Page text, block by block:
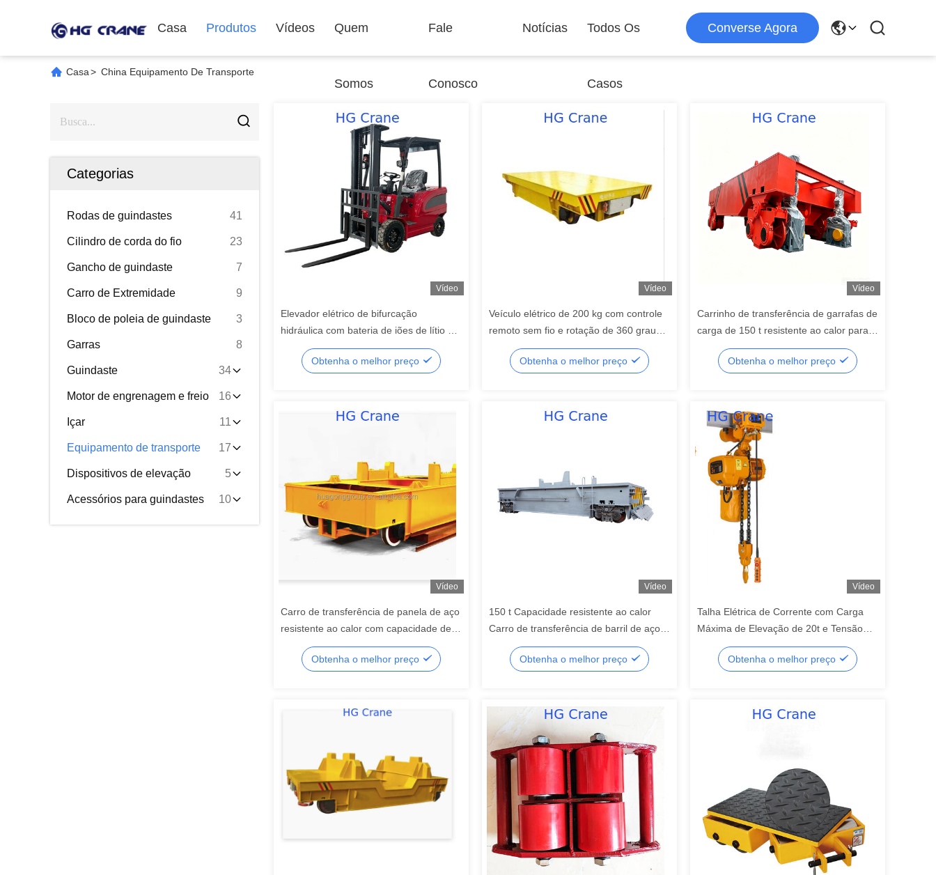
Casa Produtos Vídeos Quem
Somos
Fale
Conosco
Notícias Todos Os
Casos
Converse Agora
Casa> China Equipamento De Transporte
Categorias
Rodas de guindastes 41
Cilindro de corda do fio 23
Gancho de guindaste 7
Carro de Extremidade 9
Bloco de poleia de guindaste 3
Garras 8
Guindaste 34
Motor de engrenagem e freio 16
Içar 11
Equipamento de transporte 17
Dispositivos de elevação 5
Acessórios para guindastes 10
Vídeo
Elevador elétrico de bifurcação
hidráulica com bateria de iões de lítio e
tipo de acionamento automático para
operações agrícolas eficientes
Obtenha o melhor preço
Vídeo
Veículo elétrico de 200 kg com controle
remoto sem fio e rotação de 360 graus
para uso industrial
Obtenha o melhor preço
Vídeo
Carrinho de transferência de garrafas de
carga de 150 t resistente ao calor para
manuseio de garrafas de aço e materiais
metálicosObtenha o melhor preço
Vídeo
Carro de transferência de panela de aço
resistente ao calor com capacidade de
150t e sistema de acionamento duplo
para usinas siderúrgicas
Obtenha o melhor preço
Vídeo
150 t Capacidade resistente ao calor
Carro de transferência de barril de aço
fundido com sistema de dupla direção
para uso industrial
Obtenha o melhor preço
Vídeo
Talha Elétrica de Corrente com Carga
Máxima de Elevação de 20t e Tensão
Personalizada para Aplicações em
Guindastes Industriais
Obtenha o melhor preço